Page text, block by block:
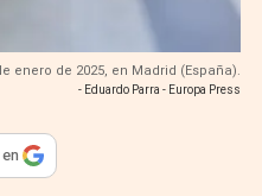
enero de 2025, en Madrid (España).
- Eduardo Parra - Europa Press
compartir